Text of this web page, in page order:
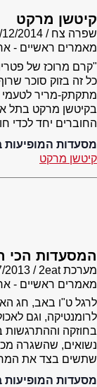
קיטשן מרקט
שפרה צח
12/2014
מאמרים ראשיים -
"קרם מרוכז של
כל זה בזוק סוכר
מתקתק-מריר
בקיטשן מרקט בתל
החוברים יחד לכדי
מסעדות
קיטשן מרקט
המסעדות הכי
מערכת 2eat
2013
מאמרים ראשיים -
לרגל ט"ו באב, חג
לרומנטיקה, וגם
בחוזקה וההתרגשות
נשואים, שהשגרה
שתשים בצד את
מסעדות